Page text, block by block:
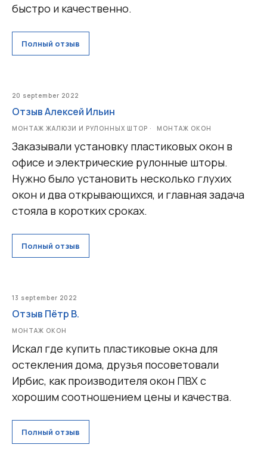
быстро и качественно.
Полный отзыв
20 september 2022
Отзыв Алексей Ильин
МОНТАЖ ЖАЛЮЗИ И РУЛОННЫХ ШТОР МОНТАЖ ОКОН
Заказывали установку пластиковых окон в
офисе и электрические рулонные шторы.
Нужно было установить несколько глухих
окон и два открывающихся, и главная задача
стояла в коротких сроках.
Полный отзыв
13 september 2022
Отзыв Пётр В.
МОНТАЖ ОКОН
Искал где купить пластиковые окна для
остекления дома, друзья посоветовали
Ирбис, как производителя окон ПВХ с
хорошим соотношением цены и качества.
Полный отзыв